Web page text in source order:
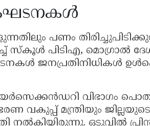
പണം
സ്കൂൾ പിടിഎ, മൊഗ്രാൽ
ജനപ്രതിനിധികൾ
വിഭാഗം
വകുപ്പ് മന്ത്രിയും
നൽകിയിരുന്നു. ഒടുവിൽ